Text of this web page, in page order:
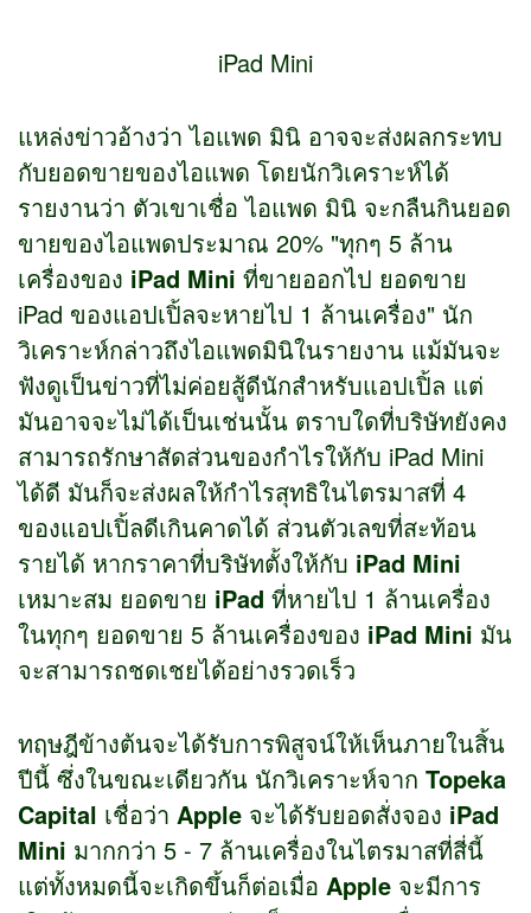
iPad Mini
แหล่งข่าวอ้างว่า ไอแพด มินิ อาจจะส่งผลกระทบ
กับยอดขายของไอแพด โดยนักวิเคราะห์ได้
รายงานว่า ตัวเขาเชื่อ ไอแพด มินิ จะกลืนกินยอด
ขายของไอแพดประมาณ 20% "ทุกๆ 5 ล้าน
เครื่องของ iPad Mini ที่ขายออกไป ยอดขาย
iPad ของแอปเปิ้ลจะหายไป 1 ล้านเครื่อง" นัก
วิเคราะห์กล่าวถึงไอแพดมินิในรายงาน แม้มันจะ
ฟังดูเป็นข่าวที่ไม่ค่อยสู้ดีนักสำหรับแอปเปิ้ล แต่
มันอาจจะไม่ได้เป็นเช่นนั้น ตราบใดที่บริษัทยังคง
สามารถรักษาสัดส่วนของกำไรให้กับ iPad Mini
ได้ดี มันก็จะส่งผลให้กำไรสุทธิในไตรมาสที่ 4
ของแอปเปิ้ลดีเกินคาดได้ ส่วนตัวเลขที่สะท้อน
รายได้ หากราคาที่บริษัทตั้งให้กับ iPad Mini
เหมาะสม ยอดขาย iPad ที่หายไป 1 ล้านเครื่อง
ในทุกๆ ยอดขาย 5 ล้านเครื่องของ iPad Mini มัน
จะสามารถชดเชยได้อย่างรวดเร็ว
ทฤษฎีข้างต้นจะได้รับการพิสูจน์ให้เห็นภายในสิ้น
ปีนี้ ซึ่งในขณะเดียวกัน นักวิเคราะห์จาก Topeka
Capital เชื่อว่า Apple จะได้รับยอดสั่งจอง iPad
Mini มากกว่า 5 - 7 ล้านเครื่องในไตรมาสที่สี่นี้
แต่ทั้งหมดนี้จะเกิดขึ้นก็ต่อเมื่อ Apple จะมีการ